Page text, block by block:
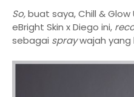
So,buat saya, Chill &
eBright Skin x Diego ini,
sebagai spraywajah yang